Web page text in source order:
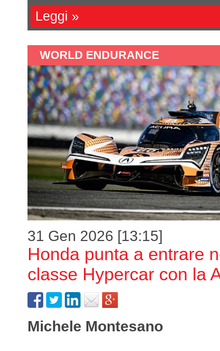
Leggi »
WORLD ENDURANCE
31 Gen 2026 [13:15]
Honda punta a entrare
classe Hypercar con la
Michele Montesano